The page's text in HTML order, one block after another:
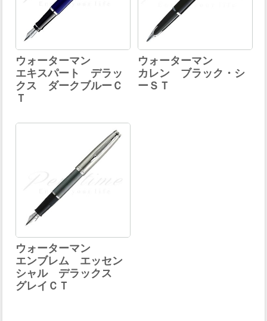
ウォーターマン
エキスパート デラッ
クス ダークブルーＣ
Ｔ
ウォーターマン
カレン ブラック・シ
ーＳＴ
ウォーターマン
エンブレム エッセン
シャル デラックス
グレイＣＴ